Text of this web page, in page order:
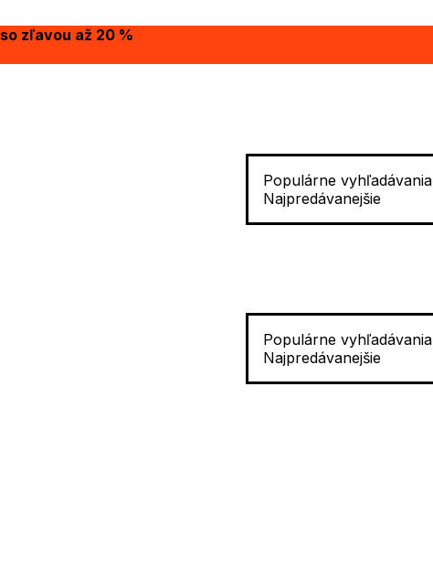
so zľavou až 20 %
Populárne vyhľadávania
Najpredávanejšie
Populárne vyhľadávania
Najpredávanejšie